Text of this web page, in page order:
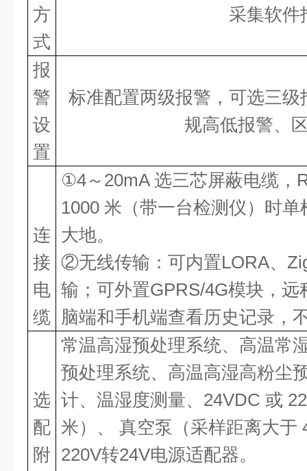
方
式
采集软件
报
警
设
置
标准配置两级报警，可选三
规高低报警、
连
接
电
缆
①4～20mA 选三芯屏蔽电缆，
1000 米（带一台检测仪）时
大地。
②无线传输：可内置LORA、
输；可外置GPRS/4G模块，
脑端和手机端查看历史记录，
选
配
附
常温高湿预处理系统、高温常
预处理系统、高温高湿高粉尘
计、温湿度测量、 24VDC 或
米）、 真空泵（采样距离大于
220V转24V电源适配器。